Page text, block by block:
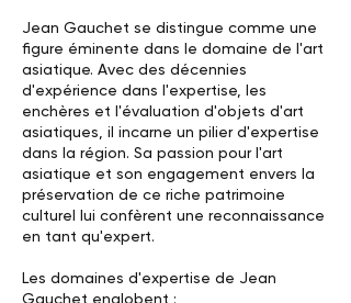
Jean Gauchet se distingue comme une
figure éminente dans le domaine de l'art
asiatique. Avec des décennies
d'expérience dans l'expertise, les
enchères et l'évaluation d'objets d'art
asiatiques, il incarne un pilier d'expertise
dans la région. Sa passion pour l'art
asiatique et son engagement envers la
préservation de ce riche patrimoine
culturel lui confèrent une reconnaissance
en tant qu'expert.
Les domaines d'expertise de Jean
Gauchet englobent :